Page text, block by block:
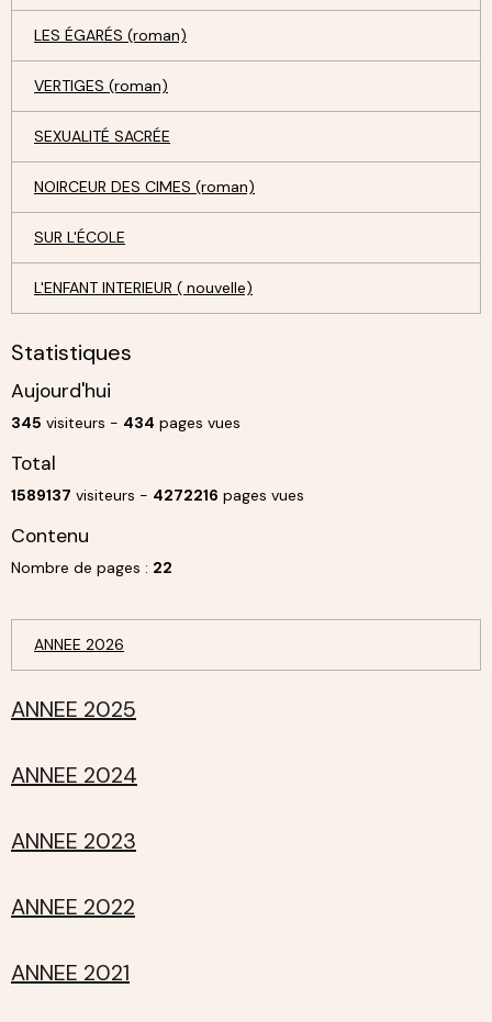
LES ÉGARÉS (roman)
VERTIGES (roman)
SEXUALITÉ SACRÉE
NOIRCEUR DES CIMES (roman)
SUR L'ÉCOLE
L'ENFANT INTERIEUR ( nouvelle)
Statistiques
Aujourd'hui
345 visiteurs - 434 pages vues
Total
1589137 visiteurs - 4272216 pages vues
Contenu
Nombre de pages : 22
ANNEE 2026
ANNEE 2025
ANNEE 2024
ANNEE 2023
ANNEE 2022
ANNEE 2021